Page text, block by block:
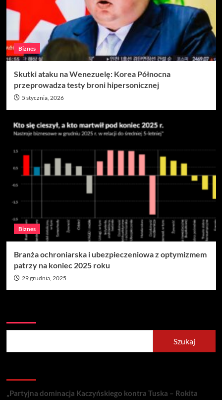
Biznes
Skutki ataku na Wenezuelę: Korea Północna
przeprowadza testy broni hipersonicznej
5 stycznia, 2026
Biznes
Branża ochroniarska i ubezpieczeniowa z optymizmem
patrzy na koniec 2025 roku
29 grudnia, 2025
Szukaj
„Partyjna dominacja Kaczyńskiego kontra Tuska – Rokita